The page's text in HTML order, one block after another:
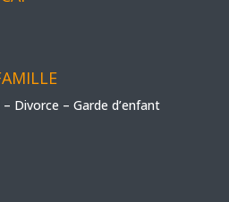
Divorce – Garde d’enfant